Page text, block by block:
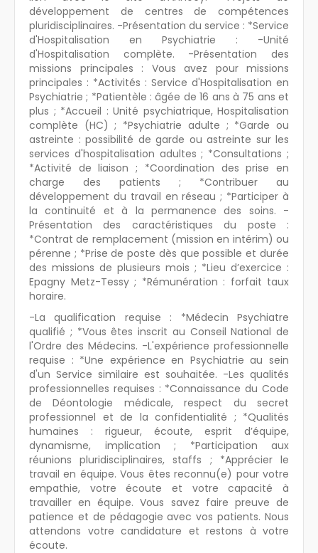
développement de centres de compétences
pluridisciplinaires. -Présentation du service : *Service
d'Hospitalisation en Psychiatrie : -Unité
d'Hospitalisation complète. -Présentation des
missions principales : Vous avez pour missions
principales : *Activités : Service d'Hospitalisation en
Psychiatrie ; *Patientèle : âgée de 16 ans à 75 ans et
plus ; *Accueil : Unité psychiatrique, Hospitalisation
complète (HC) ; *Psychiatrie adulte ; *Garde ou
astreinte : possibilité de garde ou astreinte sur les
services d'hospitalisation adultes ; *Consultations ;
*Activité de liaison ; *Coordination des prise en
charge des patients ; *Contribuer au
développement du travail en réseau ; *Participer à
la continuité et à la permanence des soins. -
Présentation des caractéristiques du poste :
*Contrat de remplacement (mission en intérim) ou
pérenne ; *Prise de poste dès que possible et durée
des missions de plusieurs mois ; *Lieu d’exercice :
Epagny Metz-Tessy ; *Rémunération : forfait taux
horaire.
-La qualification requise : *Médecin Psychiatre
qualifié ; *Vous êtes inscrit au Conseil National de
l'Ordre des Médecins. -L'expérience professionnelle
requise : *Une expérience en Psychiatrie au sein
d'un Service similaire est souhaitée. -Les qualités
professionnelles requises : *Connaissance du Code
de Déontologie médicale, respect du secret
professionnel et de la confidentialité ; *Qualités
humaines : rigueur, écoute, esprit d’équipe,
dynamisme, implication ; *Participation aux
réunions pluridisciplinaires, staffs ; *Apprécier le
travail en équipe. Vous êtes reconnu(e) pour votre
empathie, votre écoute et votre capacité à
travailler en équipe. Vous savez faire preuve de
patience et de pédagogie avec vos patients. Nous
attendons votre candidature et restons à votre
écoute.